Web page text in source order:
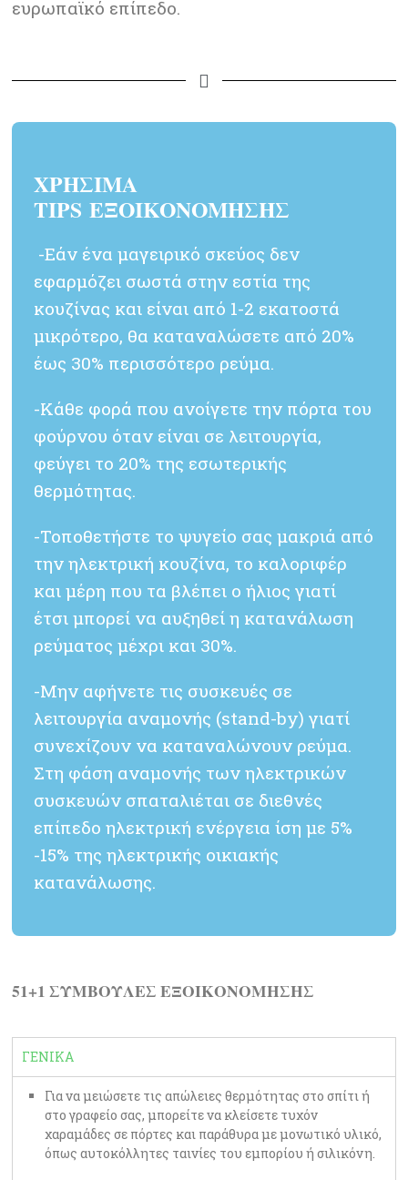
ευρωπαϊκό επίπεδο.
ΧΡΗΣΙΜΑ
TIPS ΕΞΟΙΚΟΝΟΜΗΣΗΣ
-Εάν ένα μαγειρικό σκεύος δεν
εφαρμόζει σωστά στην εστία της
κουζίνας και είναι από 1-2 εκατοστά
μικρότερο, θα καταναλώσετε από 20%
έως 30% περισσότερο ρεύμα.
-Κάθε φορά που ανοίγετε την πόρτα του
φούρνου όταν είναι σε λειτουργία,
φεύγει το 20% της εσωτερικής
θερμότητας.
-Τοποθετήστε το ψυγείο σας μακριά από
την ηλεκτρική κουζίνα, το καλοριφέρ
και μέρη που τα βλέπει ο ήλιος γιατί
έτσι μπορεί να αυξηθεί η κατανάλωση
ρεύματος μέχρι και 30%.
-Μην αφήνετε τις συσκευές σε
λειτουργία αναμονής (stand-by) γιατί
συνεχίζουν να καταναλώνουν ρεύμα.
Στη φάση αναμονής των ηλεκτρικών
συσκευών σπαταλιέται σε διεθνές
επίπεδο ηλεκτρική ενέργεια ίση με 5%
-15% της ηλεκτρικής οικιακής
κατανάλωσης.
51+1 ΣΥΜΒΟΥΛΕΣ ΕΞΟΙΚΟΝΟΜΗΣΗΣ
ΓΕΝΙΚΑ
Για να μειώσετε τις απώλειες θερμότητας στο σπίτι ή
στο γραφείο σας, μπορείτε να κλείσετε τυχόν
χαραμάδες σε πόρτες και παράθυρα με μονωτικό υλικό,
όπως αυτοκόλλητες ταινίες του εμπορίου ή σιλικόνη.